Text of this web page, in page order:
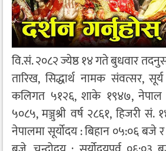
वि.सं. २०८२ ज्येष्ठ १४ गते बुधवार
तारिख, सिद्धार्थ नामक संवत्सर,
कलिगत ५१२६, शाके १९४७, नेपाल
५०८५, मञ्जुश्री वर्ष २८६१, हिजरी सं.
नेपालमा सूर्योदय : बिहान ०५:०६ बजे